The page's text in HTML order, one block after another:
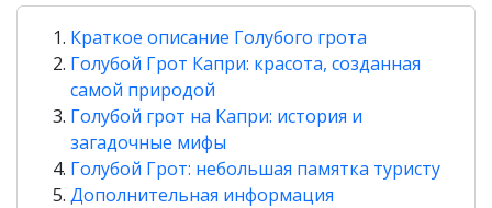
Краткое описание Голубого грота
Голубой Грот Капри: красота, созданная
самой природой
Голубой грот на Капри: история и
загадочные мифы
Голубой Грот: небольшая памятка туристу
Дополнительная информация